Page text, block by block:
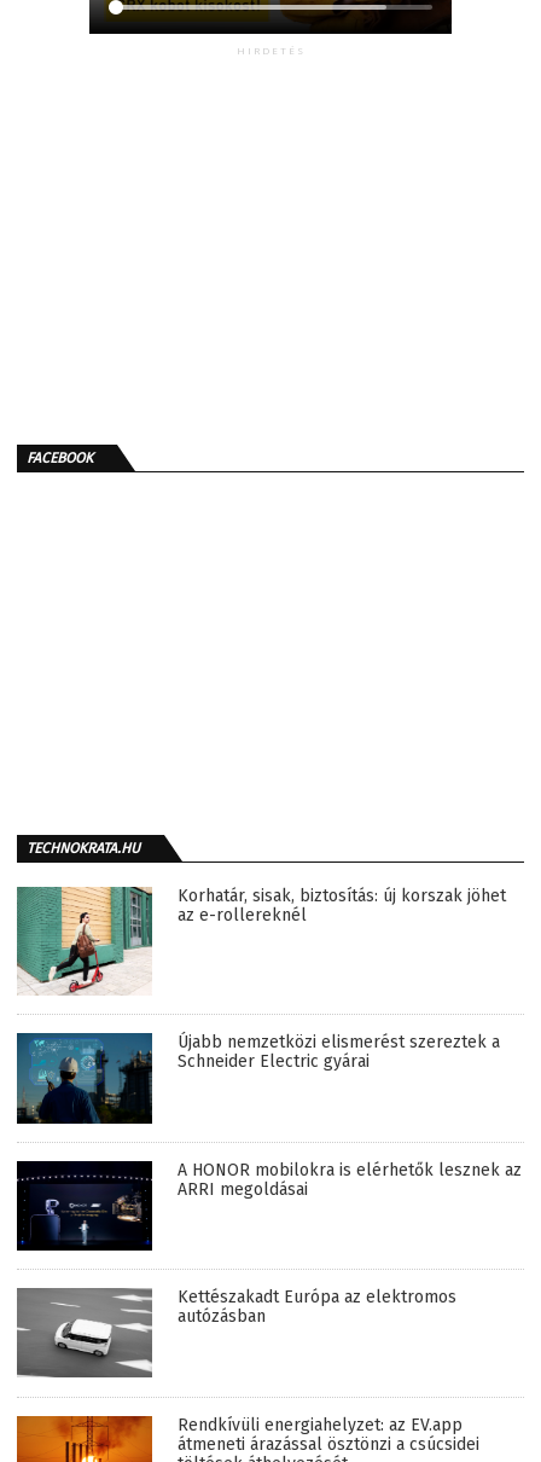
HIRDETÉS
FACEBOOK
TECHNOKRATA.HU
Korhatár, sisak, biztosítás: új korszak jöhet
az e-rollereknél
Újabb nemzetközi elismerést szereztek a
Schneider Electric gyárai
A HONOR mobilokra is elérhetők lesznek az
ARRI megoldásai
Kettészakadt Európa az elektromos
autózásban
Rendkívüli energiahelyzet: az EV.app
átmeneti árazással ösztönzi a csúcsidei